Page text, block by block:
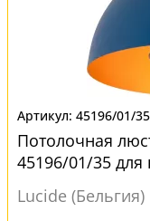
45196/01/35
Потолочная
45196/01/35 для
Lucide (Бельгия)